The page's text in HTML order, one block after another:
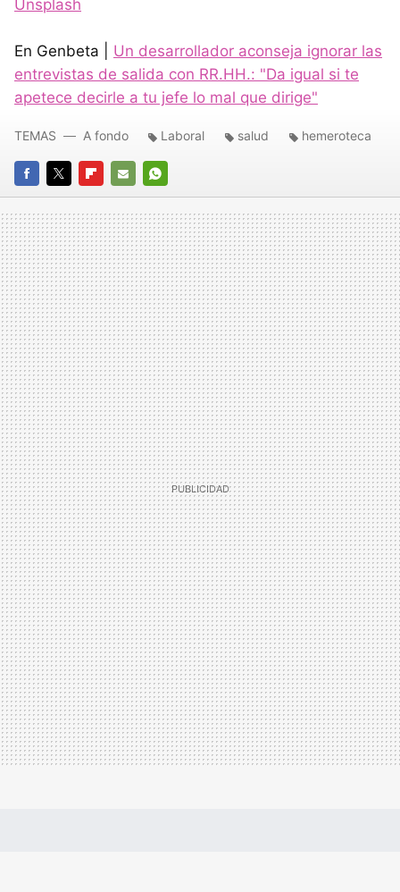
Unsplash
En Genbeta | Un desarrollador aconseja ignorar las
entrevistas de salida con RR.HH.: "Da igual si te
apetece decirle a tu jefe lo mal que dirige"
FACEBOOK
TWITTERFLIPBOARD
E-
MAIL
WHATSAPP
TEMAS A fondo Laboral salud hemeroteca